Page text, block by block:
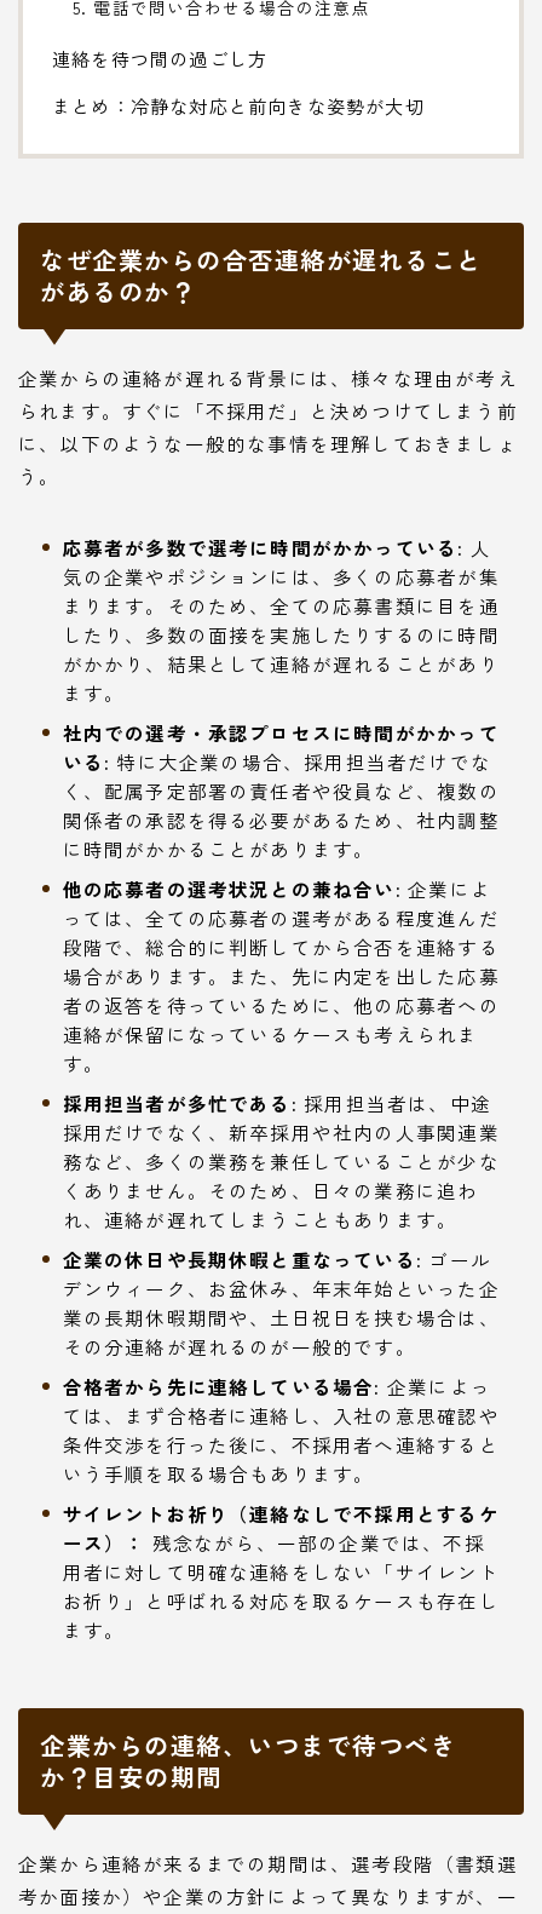
5. 電話で問い合わせる場合の注意点
連絡を待つ間の過ごし方
まとめ：冷静な対応と前向きな姿勢が大切
なぜ企業からの合否連絡が遅れること
があるのか？
企業からの連絡が遅れる背景には、様々な理由が考え
られます。すぐに「不採用だ」と決めつけてしまう前
に、以下のような一般的な事情を理解しておきましょ
う。
応募者が多数で選考に時間がかかっている: 人
気の企業やポジションには、多くの応募者が集
まります。そのため、全ての応募書類に目を通
したり、多数の面接を実施したりするのに時間
がかかり、結果として連絡が遅れることがあり
ます。
社内での選考・承認プロセスに時間がかかって
いる: 特に大企業の場合、採用担当者だけでな
く、配属予定部署の責任者や役員など、複数の
関係者の承認を得る必要があるため、社内調整
に時間がかかることがあります。
他の応募者の選考状況との兼ね合い: 企業によ
っては、全ての応募者の選考がある程度進んだ
段階で、総合的に判断してから合否を連絡する
場合があります。また、先に内定を出した応募
者の返答を待っているために、他の応募者への
連絡が保留になっているケースも考えられま
す。
採用担当者が多忙である: 採用担当者は、中途
採用だけでなく、新卒採用や社内の人事関連業
務など、多くの業務を兼任していることが少な
くありません。そのため、日々の業務に追わ
れ、連絡が遅れてしまうこともあります。
企業の休日や長期休暇と重なっている: ゴール
デンウィーク、お盆休み、年末年始といった企
業の長期休暇期間や、土日祝日を挟む場合は、
その分連絡が遅れるのが一般的です。
合格者から先に連絡している場合: 企業によっ
ては、まず合格者に連絡し、入社の意思確認や
条件交渉を行った後に、不採用者へ連絡すると
いう手順を取る場合もあります。
サイレントお祈り（連絡なしで不採用とするケ
ース）：
残念ながら、一部の企業では、不採
用者に対して明確な連絡をしない「サイレント
お祈り」と呼ばれる対応を取るケースも存在し
ます。
企業からの連絡、いつまで待つべき
か？目安の期間
企業から連絡が来るまでの期間は、選考段階（書類選
考か面接か）や企業の方針によって異なりますが、一